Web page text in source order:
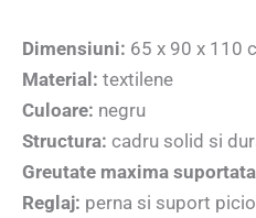
Dimensiuni: 65 x 90 x 110
Material: textilene
Culoare: negru
Structura: cadru solid si
Greutate maxima
Reglaj: perna si suport